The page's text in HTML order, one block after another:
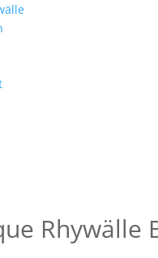
Rhywälle